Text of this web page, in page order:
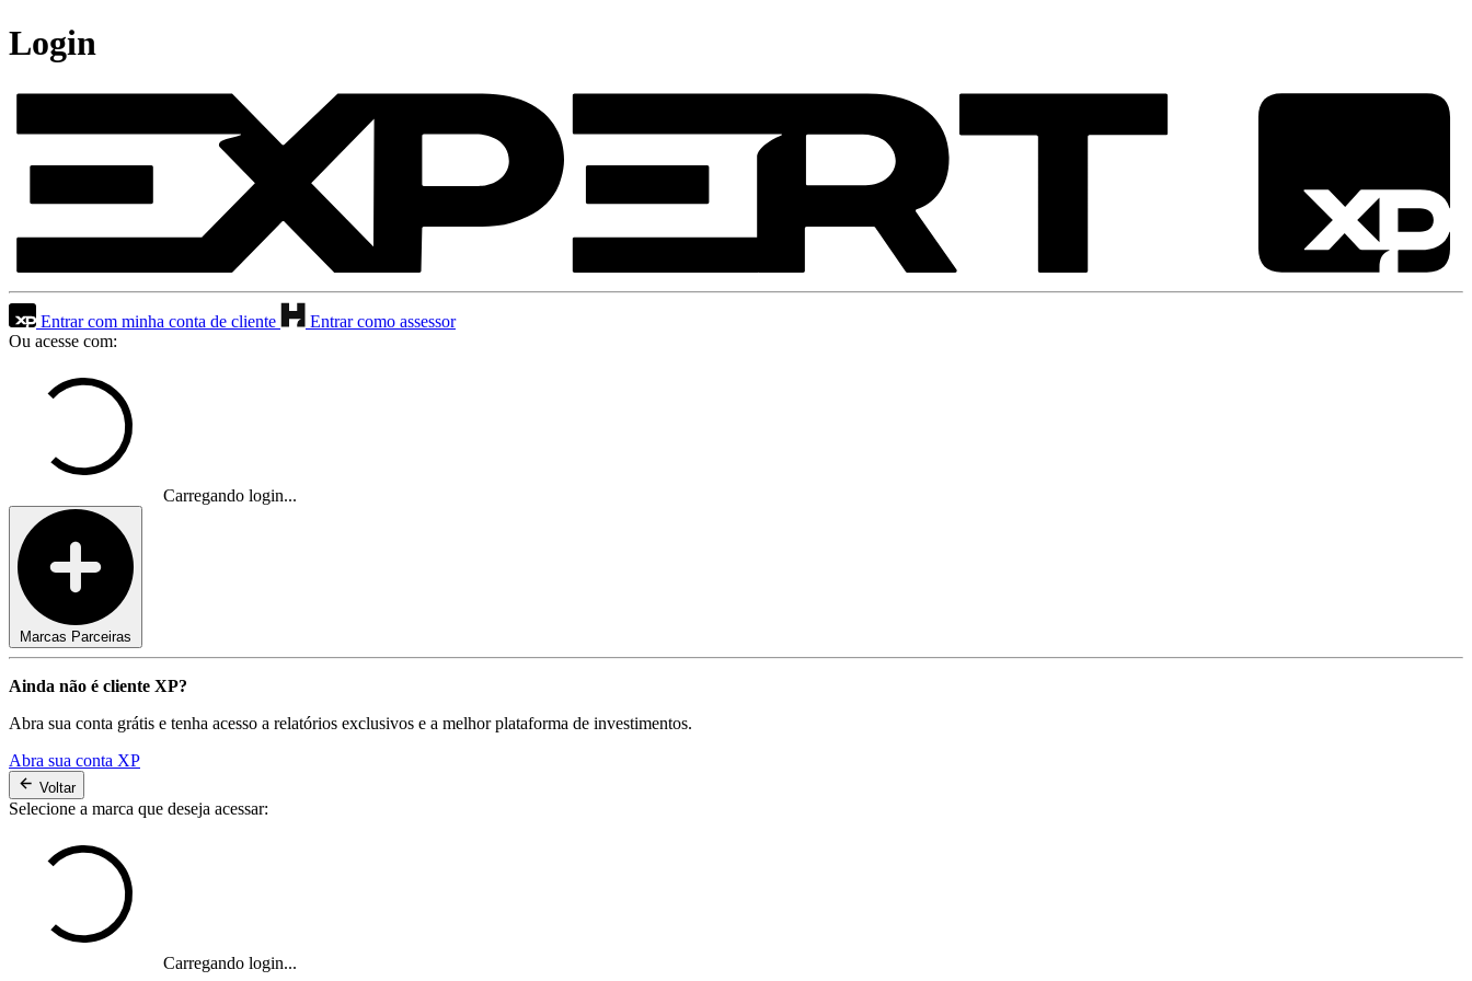
Login
Entrar com minha conta de cliente
Entrar como assessor
Ou acesse com:
Carregando login...
Marcas Parceiras
Ainda não é cliente XP?
Abra sua conta grátis e tenha acesso a relatórios exclusivos e a melhor plataforma de investimentos.
Abra sua conta XP
Voltar
Selecione a marca que deseja acessar:
Carregando login...